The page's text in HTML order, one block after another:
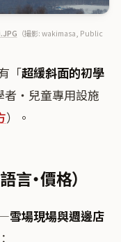
（撮影: wakimasa, Public
「超緩斜面的初學
者・兒童專用設施
）。
・價格）
雪場現場與週邊店